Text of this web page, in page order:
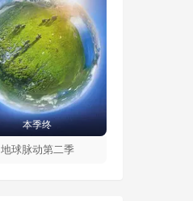
本季终
地球脉动第二季